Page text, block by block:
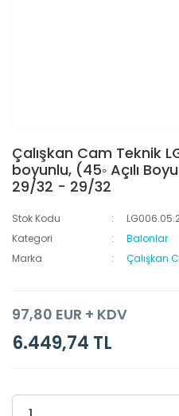
Çalışkan Cam Teknik
boyunlu, (45◦ Açılı
29/32 - 29/32
Stok Kodu
Kategori
Balonlar
Marka
Çalışkan
97,80 EUR + KDV
6.449,74 TL